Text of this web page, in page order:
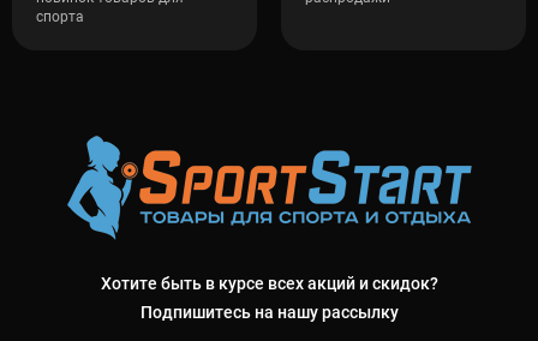
спорта
Хотите быть в курсе всех акций и скидок?
Подпишитесь на нашу рассылку